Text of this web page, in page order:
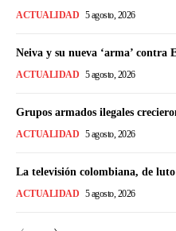
ACTUALIDAD 5 agosto, 2026
Neiva y su nueva ‘arma’ contra
ACTUALIDAD 5 agosto, 2026
Grupos armados ilegales
ACTUALIDAD 5 agosto, 2026
La televisión colombiana, de
ACTUALIDAD 5 agosto, 2026